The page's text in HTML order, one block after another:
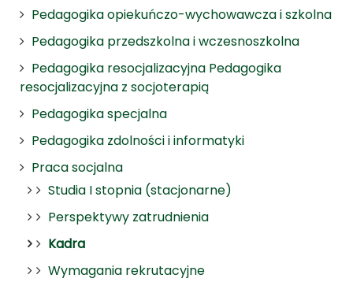
Pedagogika opiekuńczo-wychowawcza i szkolna
Pedagogika przedszkolna i wczesnoszkolna
Pedagogika resocjalizacyjna Pedagogika
resocjalizacyjna z socjoterapią
Pedagogika specjalna
Pedagogika zdolności i informatyki
Praca socjalna
Studia I stopnia (stacjonarne)
Perspektywy zatrudnienia
Kadra
Wymagania rekrutacyjne